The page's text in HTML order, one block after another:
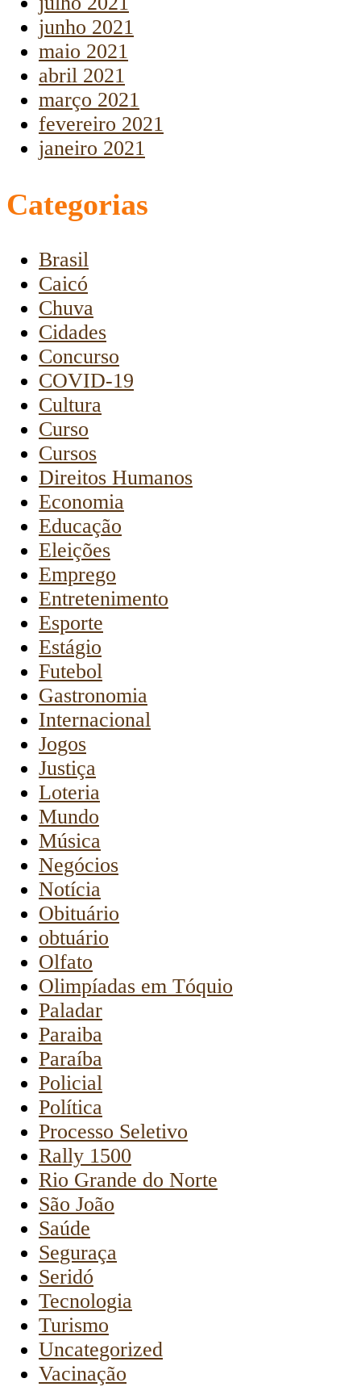
junho 2021
maio 2021
abril 2021
março 2021
fevereiro 2021
janeiro 2021
Categorias
Brasil
Caicó
Chuva
Cidades
Concurso
COVID-19
Cultura
Curso
Cursos
Direitos Humanos
Economia
Educação
Eleições
Emprego
Entretenimento
Esporte
Estágio
Futebol
Gastronomia
Internacional
Jogos
Justiça
Loteria
Mundo
Música
Negócios
Notícia
Obituário
obtuário
Olfato
Olimpíadas em Tóquio
Paladar
Paraiba
Paraíba
Policial
Política
Processo Seletivo
Rally 1500
Rio Grande do Norte
São João
Saúde
Seguraça
Seridó
Tecnologia
Turismo
Uncategorized
Vacinação